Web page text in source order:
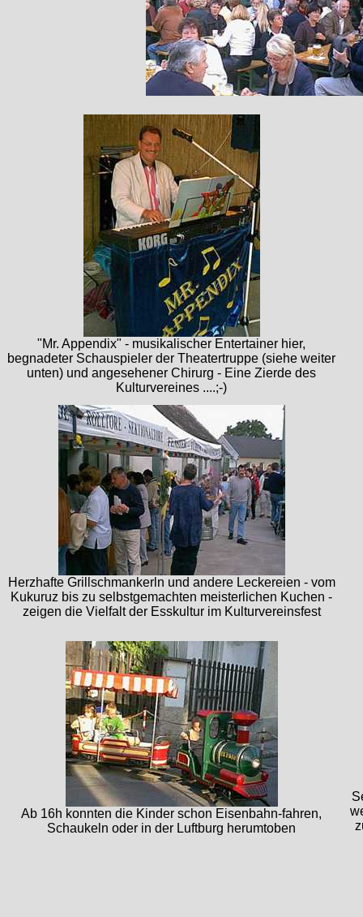
"Mr. Appendix" - musikalischer Entertainer hier,
begnadeter Schauspieler der Theatertruppe (siehe weiter
unten) und angesehener Chirurg - Eine Zierde des
Kulturvereines ....;-)
Herzhafte Grillschmankerln und andere Leckereien - vom
Kukuruz bis zu selbstgemachten meisterlichen Kuchen -
zeigen die Vielfalt der Esskultur im Kulturvereinsfest
Ab 16h konnten die Kinder schon Eisenbahn-fahren,
Schaukeln oder in der Luftburg herumtoben